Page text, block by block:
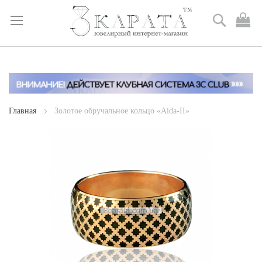
Skip
Content
Поиск
Главная Золотое обручальное кольцо «Aida-II»